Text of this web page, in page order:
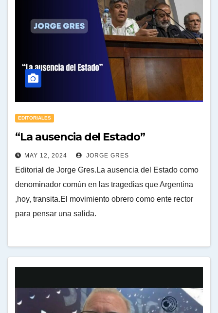
EDITORIALES
“La ausencia del Estado”
MAY 12, 2024 JORGE GRES
Editorial de Jorge Gres.La ausencia del Estado como
denominador común en las tragedias que Argentina
,hoy, transita.El movimiento obrero como ente rector
para pensar una salida.